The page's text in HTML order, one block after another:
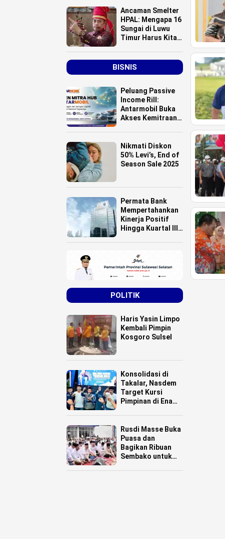
Ancaman Smelter
HPAL: Mengapa 16
Sungai di Luwu
Timur Harus Kita
BISNIS
Peluang Passive
Income Rill:
Antarmobil Buka
Akses Kemitraan
Lahan se-
Indonesia
Nikmati Diskon
50% Levi’s, End of
Season Sale 2025
Permata Bank
Mempertahankan
Kinerja Positif
Hingga Kuartal III
POLITIK
Haris Yasin Limpo
Kembali Pimpin
Kosgoro Sulsel
Konsolidasi di
Takalar, Nasdem
Target Kursi
Pimpinan di Enam
Rusdi Masse Buka
Puasa dan
Bagikan Ribuan
Sembako untuk